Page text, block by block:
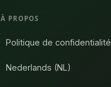
À PROPOS
Politique de confidentialité
Nederlands (NL)